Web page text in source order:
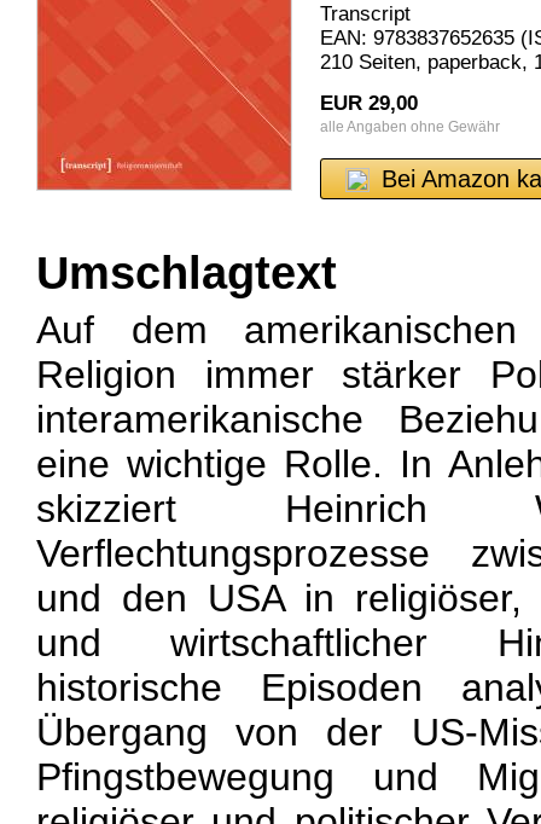
Transcript
EAN: 9783837652635
210 Seiten, paperback,
EUR 29,00
alle Angaben ohne Gewähr
Bei Amazon
Umschlagtext
Auf dem
Religion immer stärker
interamerikanische
eine wichtige Rolle. In
skizziert Heinrich
Verflechtungsprozesse
und den USA in religiöser,
und wirtschaftlicher
historische Episoden
Übergang von der US-
Pfingstbewegung und